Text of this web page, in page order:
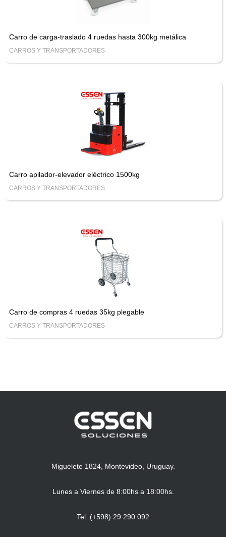
Carro de carga-traslado 4 ruedas hasta 300kg metálica
CARROS Y TRANSPORTADORES
Carro apilador-elevador eléctrico 1500kg
CARROS Y TRANSPORTADORES
Carro de compras 4 ruedas 35kg plegable
CARROS Y TRANSPORTADORES
Miguelete 1824, Montevideo, Uruguay.
Lunes a Viernes de 8:00hs a 18:00hs.
Tel.:(+598) 29 290 092